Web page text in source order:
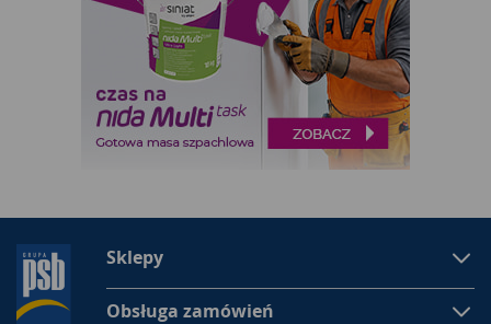
Sklepy
Obsługa zamówień